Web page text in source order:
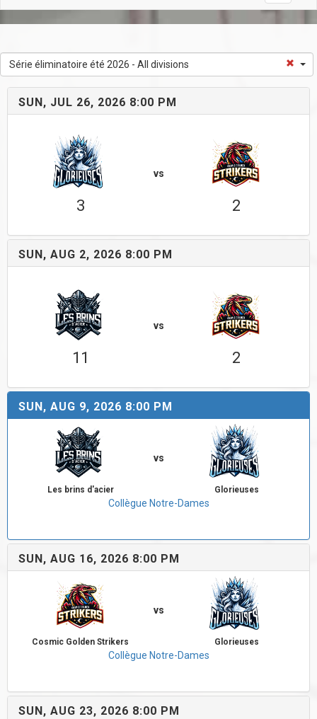
Série éliminatoire été 2026 - All divisions
SUN, JUL 26, 2026 8:00 PM
3
vs
2
SUN, AUG 2, 2026 8:00 PM
11
vs
2
SUN, AUG 9, 2026 8:00 PM
Les brins d'acier
vs
Glorieuses
Collègue Notre-Dames
SUN, AUG 16, 2026 8:00 PM
Cosmic Golden Strikers
vs
Glorieuses
Collègue Notre-Dames
SUN, AUG 23, 2026 8:00 PM